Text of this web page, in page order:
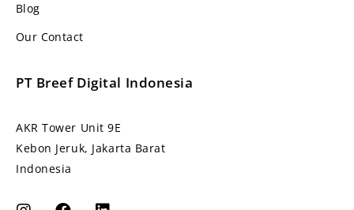
Blog
Our Contact
PT Breef Digital Indonesia
AKR Tower Unit 9E
Kebon Jeruk, Jakarta Barat
Indonesia